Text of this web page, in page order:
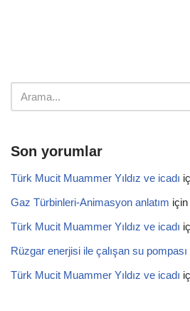
Son yorumlar
Türk Mucit Muammer Yıldız ve icadı
Gaz Türbinleri-Animasyon anlatım için
Türk Mucit Muammer Yıldız ve icadı
Rüzgar enerjisi ile çalışan su pompası
Türk Mucit Muammer Yıldız ve icadı